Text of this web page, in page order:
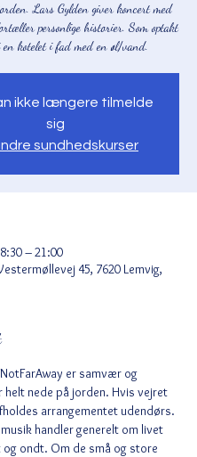
Lars Gylden giver koncert med
personlige historier. Som optakt
kotelet i fad med en øl/vand.
ikke længere tilmelde
sig
sundhedskurser
– 21:00
45, 7620 Lemvig,
er samvær og
helt nede på jorden. Hvis vejret
arrangementet udendørs.
handler generelt om livet
ondt. Om de små og store